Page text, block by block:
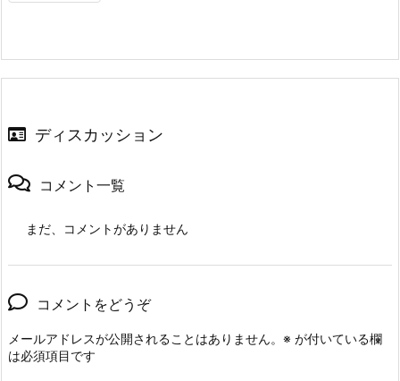
ディスカッション
コメント一覧
まだ、コメントがありません
コメントをどうぞ
メールアドレスが公開されることはありません。 ※ が付いている欄
は必須項目です